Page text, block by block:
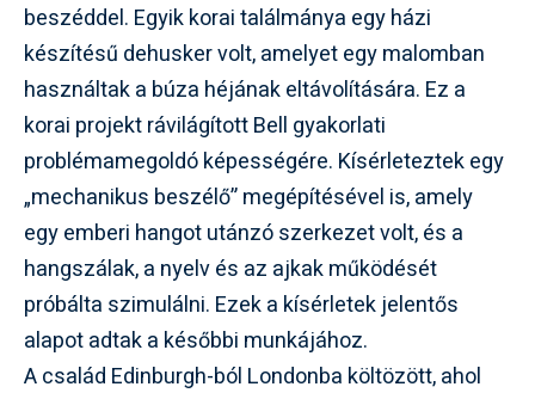
beszéddel. Egyik korai találmánya egy házi
készítésű dehusker volt, amelyet egy malomban
használtak a búza héjának eltávolítására. Ez a
korai projekt rávilágított Bell gyakorlati
problémamegoldó képességére. Kísérleteztek egy
„mechanikus beszélő” megépítésével is, amely
egy emberi hangot utánzó szerkezet volt, és a
hangszálak, a nyelv és az ajkak működését
próbálta szimulálni. Ezek a kísérletek jelentős
alapot adtak a későbbi munkájához.
A család Edinburgh-ból Londonba költözött, ahol